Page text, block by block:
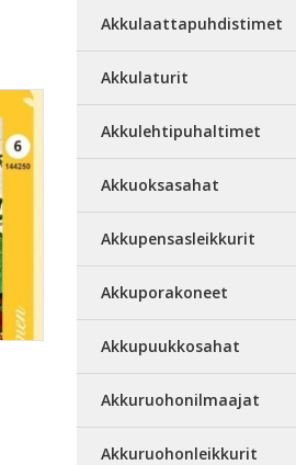
Akkulaattapuhdistimet
Akkulaturit
Akkulehtipuhaltimet
Akkuoksasahat
Akkupensasleikkurit
Akkuporakoneet
Akkupuukkosahat
Akkuruohonilmaajat
Akkuruohonleikkurit